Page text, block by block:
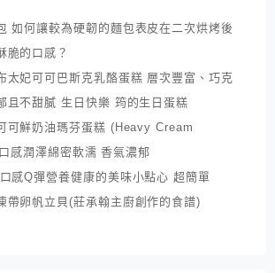
如何讓較為硬韌的麵包表皮在二次烘烤後
脆的口感？
太妃可可巴斯克乳酪蛋糕 層次豐富、巧克
且不甜膩 生日快樂 筠的生日蛋糕
可鮮奶油瑪芬蛋糕 (Heavy Cream
感潤澤綿密軟濡 香氣濃郁
感Q彈營養健康的美味小點心 超簡單
帶卵帆立貝(莊承翰主廚創作的食譜)